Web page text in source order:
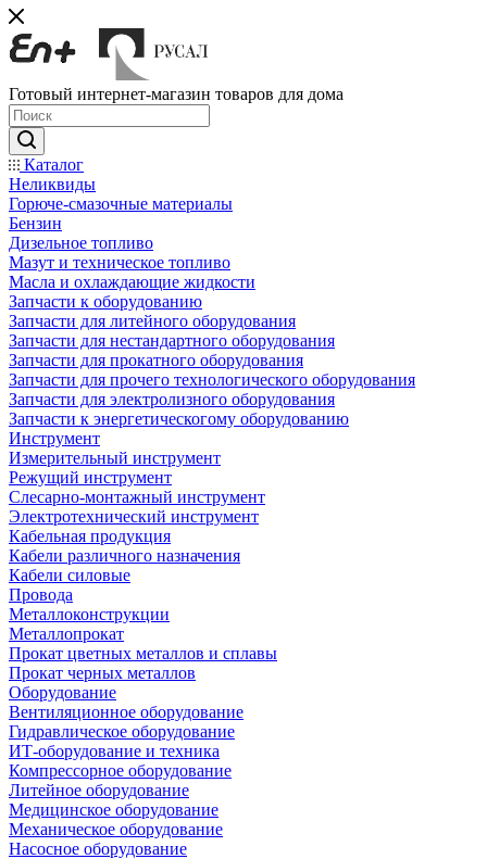
Готовый интернет-магазин товаров для дома
Каталог
Неликвиды
Горюче-смазочные материалы
Бензин
Дизельное топливо
Мазут и техническое топливо
Масла и охлаждающие жидкости
Запчасти к оборудованию
Запчасти для литейного оборудования
Запчасти для нестандартного оборудования
Запчасти для прокатного оборудования
Запчасти для прочего технологического оборудования
Запчасти для электролизного оборудования
Запчасти к энергетическогому оборудованию
Инструмент
Измерительный инструмент
Режущий инструмент
Слесарно-монтажный инструмент
Электротехнический инструмент
Кабельная продукция
Кабели различного назначения
Кабели силовые
Провода
Металлоконструкции
Металлопрокат
Прокат цветных металлов и сплавы
Прокат черных металлов
Оборудование
Вентиляционное оборудование
Гидравлическое оборудование
ИТ-оборудование и техника
Компрессорное оборудование
Литейное оборудование
Медицинское оборудование
Механическое оборудование
Насосное оборудование